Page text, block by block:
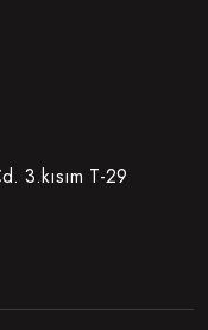
3.kısım T-29